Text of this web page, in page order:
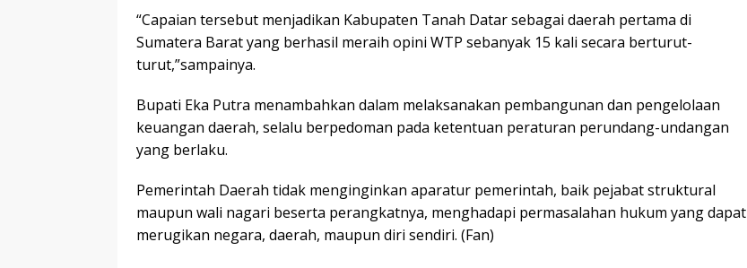
“Capaian tersebut menjadikan Kabupaten Tanah Datar sebagai daerah pertama di
Sumatera Barat yang berhasil meraih opini WTP sebanyak 15 kali secara berturut-
turut,”sampainya.
Bupati Eka Putra menambahkan dalam melaksanakan pembangunan dan pengelolaan
keuangan daerah, selalu berpedoman pada ketentuan peraturan perundang-undangan
yang berlaku.
Pemerintah Daerah tidak menginginkan aparatur pemerintah, baik pejabat struktural
maupun wali nagari beserta perangkatnya, menghadapi permasalahan hukum yang dapat
merugikan negara, daerah, maupun diri sendiri. (Fan)